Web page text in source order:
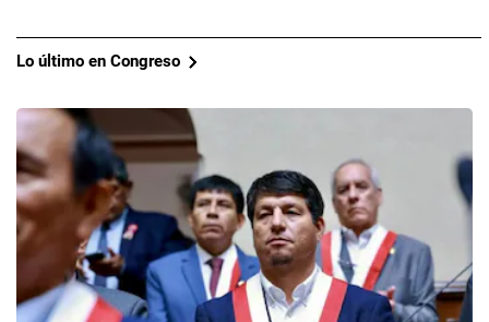
Lo último en Congreso